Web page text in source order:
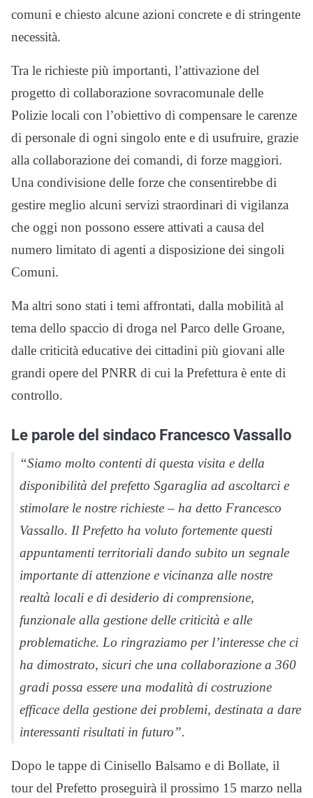
comuni e chiesto alcune azioni concrete e di stringente
necessità.
Tra le richieste più importanti, l’attivazione del
progetto di collaborazione sovracomunale delle
Polizie locali con l’obiettivo di compensare le carenze
di personale di ogni singolo ente e di usufruire, grazie
alla collaborazione dei comandi, di forze maggiori.
Una condivisione delle forze che consentirebbe di
gestire meglio alcuni servizi straordinari di vigilanza
che oggi non possono essere attivati a causa del
numero limitato di agenti a disposizione dei singoli
Comuni.
Ma altri sono stati i temi affrontati, dalla mobilità al
tema dello spaccio di droga nel Parco delle Groane,
dalle criticità educative dei cittadini più giovani alle
grandi opere del PNRR di cui la Prefettura è ente di
controllo.
Le parole del sindaco Francesco Vassallo
“Siamo molto contenti di questa visita e della
disponibilità del prefetto Sgaraglia ad ascoltarci e
stimolare le nostre richieste – ha detto Francesco
Vassallo. Il Prefetto ha voluto fortemente questi
appuntamenti territoriali dando subito un segnale
importante di attenzione e vicinanza alle nostre
realtà locali e di desiderio di comprensione,
funzionale alla gestione delle criticità e alle
problematiche. Lo ringraziamo per l’interesse che ci
ha dimostrato, sicuri che una collaborazione a 360
gradi possa essere una modalità di costruzione
efficace della gestione dei problemi, destinata a dare
interessanti risultati in futuro”.
Dopo le tappe di Cinisello Balsamo e di Bollate, il
tour del Prefetto proseguirà il prossimo 15 marzo nella